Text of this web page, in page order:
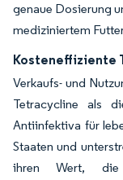
genaue Dosierung
mediziniertem
Kosteneffiziente
Verkaufs- und
Tetracycline als
Antiinfektiva für
Staaten und
ihren Wert, die